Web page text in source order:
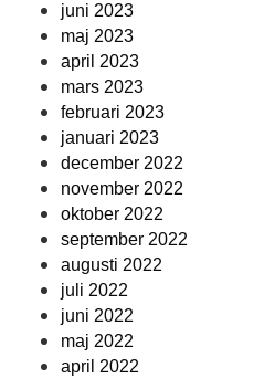
juni 2023
maj 2023
april 2023
mars 2023
februari 2023
januari 2023
december 2022
november 2022
oktober 2022
september 2022
augusti 2022
juli 2022
juni 2022
maj 2022
april 2022